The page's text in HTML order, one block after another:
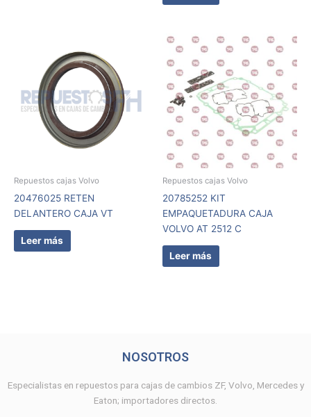
Repuestos cajas Volvo
20476025 RETEN
DELANTERO CAJA VT
Leer más
Repuestos cajas Volvo
20785252 KIT
EMPAQUETADURA CAJA
VOLVO AT 2512 C
Leer más
NOSOTROS
Especialistas en repuestos para cajas de cambios ZF, Volvo, Mercedes y
Eaton; importadores directos.